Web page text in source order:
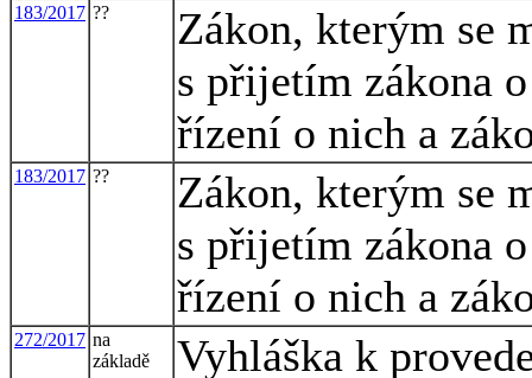
183/2017 ??
Zákon, kterým se
s přijetím zákona
řízení o nich a
183/2017 ??
Zákon, kterým se
s přijetím zákona
řízení o nich a
272/2017 na
základě
Vyhláška k